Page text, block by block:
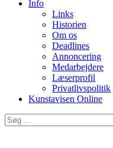
Info
Links
Historien
Om os
Deadlines
Annoncering
Medarbejdere
Læserprofil
Privatlivspolitik
Kunstavisen Online
Search
for: